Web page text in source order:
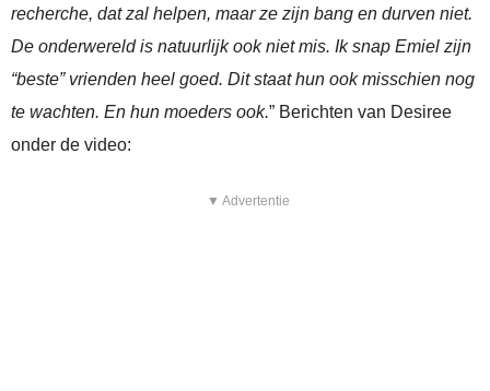
recherche, dat zal helpen, maar ze zijn bang en durven niet.
De onderwereld is natuurlijk ook niet mis. Ik snap Emiel zijn
“beste” vrienden heel goed. Dit staat hun ook misschien nog
te wachten. En hun moeders ook.” Berichten van Desiree
onder de video:
▼ Advertentie